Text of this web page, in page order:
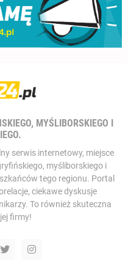
MYŚLIBORSKIEGO I
serwis internetowy, miejsce
myśliborskiego i
tego regionu. Portal
ciekawe dyskusje
To również skuteczna
firmy!